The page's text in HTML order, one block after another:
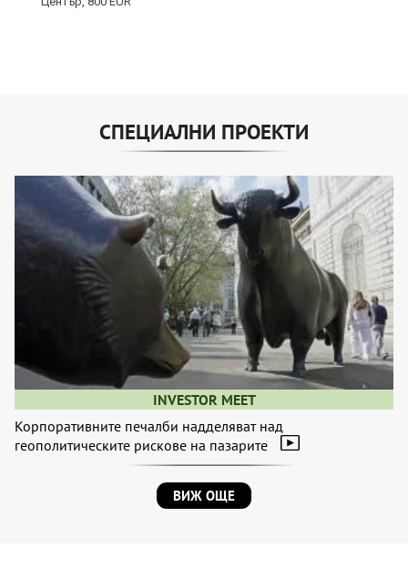
СПЕЦИАЛНИ ПРОЕКТИ
INVESTOR MEET
Корпоративните печалби надделяват над
геополитическите рискове на пазарите
ВИЖ ОЩЕ